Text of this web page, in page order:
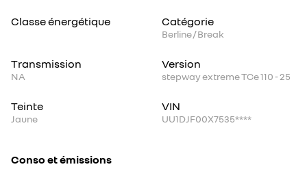
Classe énergétique Catégorie
Berline / Break
Transmission
NA
Version
stepway extreme TCe 110 - 25
Teinte
Jaune
VIN
UU1DJF00X7535****
Conso et émissions